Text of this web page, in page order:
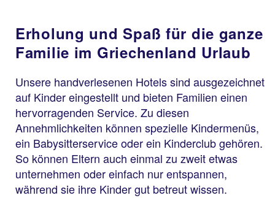
Erholung und Spaß für die ganze
Familie im Griechenland Urlaub
Unsere handverlesenen Hotels sind ausgezeichnet
auf Kinder eingestellt und bieten Familien einen
hervorragenden Service. Zu diesen
Annehmlichkeiten können spezielle Kindermenüs,
ein Babysitterservice oder ein Kinderclub gehören.
So können Eltern auch einmal zu zweit etwas
unternehmen oder einfach nur entspannen,
während sie ihre Kinder gut betreut wissen.